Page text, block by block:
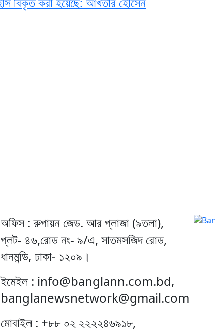
অফিস : রুপায়ন জেড. আর প্লাজা (৯তলা),
প্লট- ৪৬,রোড নং- ৯/এ, সাতমসজিদ রোড,
ধানমন্ডি, ঢাকা- ১২০৯।
ইমেইল : info@banglann.com.bd,
banglanewsnetwork@gmail.com
মোবাইল : +৮৮ ০২ ২২২২৪৬৯১৮,